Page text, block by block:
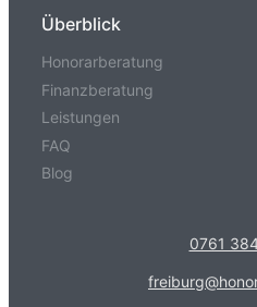
Überblick
Honorarberatung
Finanzberatung
Leistungen
FAQ
Blog
0761